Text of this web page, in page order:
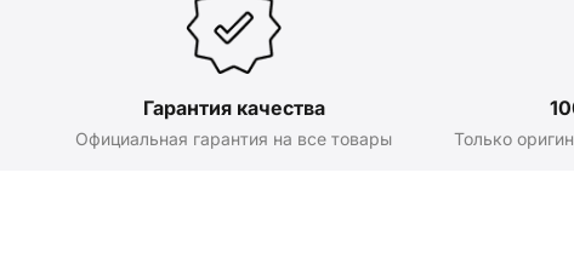
Гарантия качества
Официальная гарантия на все товары Только